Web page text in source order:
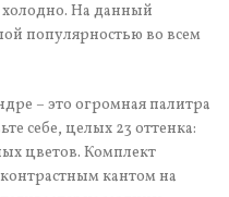
холодно. На данный
популярностью во всем
– это огромная палитра
себе, целых 23 оттенка:
цветов. Комплект
кантом на